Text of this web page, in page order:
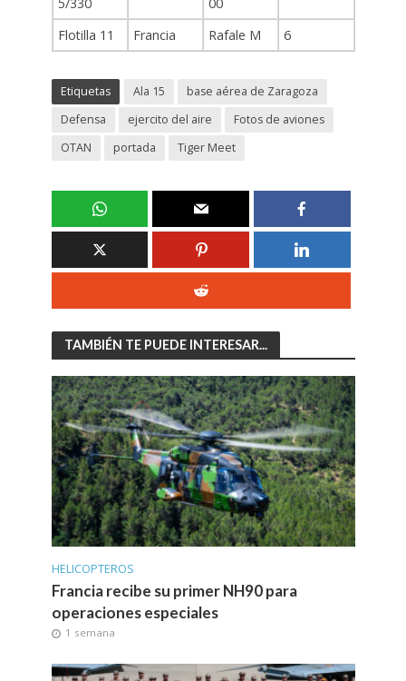
5/330
00
Flotilla 11
Francia Rafale M 6
Etiquetas Ala 15
base aérea de Zaragoza
Defensa
ejercito del aire
Fotos de aviones
OTAN
portada Tiger Meet
TAMBIÉN TE PUEDE INTERESAR...
HELICOPTEROS
Francia recibe su primer NH90 para
operaciones especiales
1 semana